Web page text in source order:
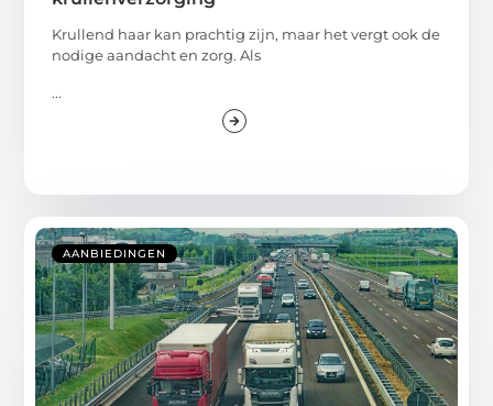
Krullend haar kan prachtig zijn, maar het vergt ook de
nodige aandacht en zorg. Als
...
AANBIEDINGEN